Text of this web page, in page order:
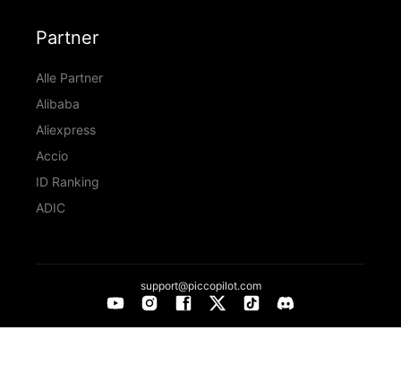
Partner
Alle Partner
Alibaba
Aliexpress
Accio
ID Ranking
ADIC
support@piccopilot.com